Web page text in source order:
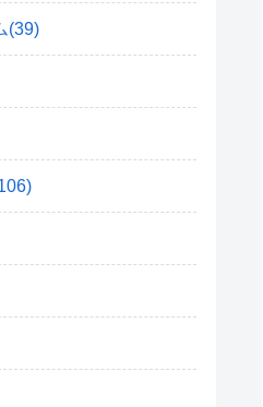
(39)